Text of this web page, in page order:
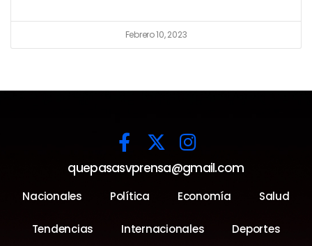
Febrero 10, 2023
quepasasvprensa@gmail.com
Nacionales Política Economía Salud
Tendencias Internacionales Deportes